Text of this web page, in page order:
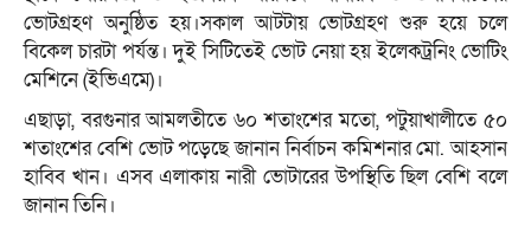
ভোটগ্রহণ অনুষ্ঠিত হয়।সকাল আটটায় ভোটগ্রহণ শুরু হয়ে চলে
বিকেল চারটা পর্যন্ত। দুই সিটিতেই ভোট নেয়া হয় ইলেকট্রনিং ভোটিং
মেশিনে (ইভিএমে)।
এছাড়া, বরগুনার আমলতীতে ৬০ শতাংশের মতো, পটুয়াখালীতে ৫০
শতাংশের বেশি ভোট পড়েছে জানান নির্বাচন কমিশনার মো. আহসান
হাবিব খান। এসব এলাকায় নারী ভোটারের উপস্থিতি ছিল বেশি বলে
জানান তিনি।